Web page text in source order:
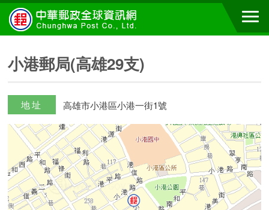
小港郵局(高雄29支)
地址 高雄市小港區小港一街1號